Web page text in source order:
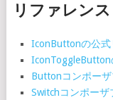
リファレンス
IconButtonの公式
IconToggleButton
Buttonコンポー
Switchコンポーザ